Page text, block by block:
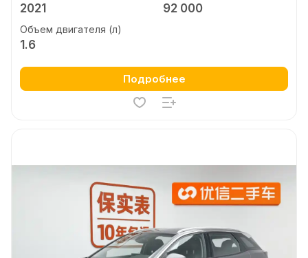
2021 92 000
Объем двигателя (л)
1.6
Подробнее